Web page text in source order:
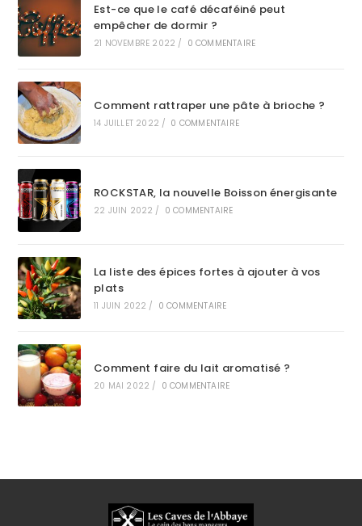
Est-ce que le café décaféiné peut
empêcher de dormir ?
21 NOVEMBRE 2022 / 0 COMMENTAIRE
Comment rattraper une pâte à brioche ?
14 JUILLET 2022 / 0 COMMENTAIRE
ROCKSTAR, la nouvelle Boisson énergisante
22 JUIN 2022 / 0 COMMENTAIRE
La liste des épices fortes à ajouter à vos
plats
11 JUIN 2022 / 0 COMMENTAIRE
Comment faire du lait aromatisé ?
20 MAI 2022 / 0 COMMENTAIRE